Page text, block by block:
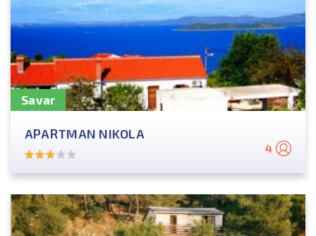
Savar
APARTMAN NIKOLA
4